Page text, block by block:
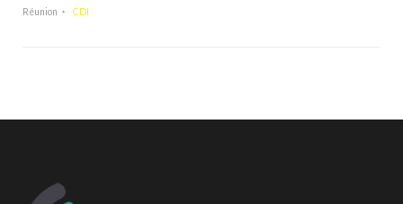
Réunion CDI